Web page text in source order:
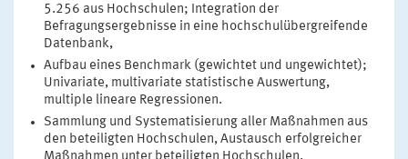
5.256 aus Hochschulen; Integration der
Befragungsergebnisse in eine hochschulübergreifende
Datenbank,
Aufbau eines Benchmark (gewichtet und ungewichtet);
Univariate, multivariate statistische Auswertung,
multiple lineare Regressionen.
Sammlung und Systematisierung aller Maßnahmen aus
den beteiligten Hochschulen, Austausch erfolgreicher